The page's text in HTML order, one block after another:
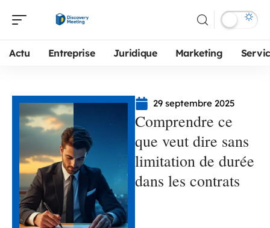
Actu Entreprise Juridique Marketing
29 septembre 2025
Comprendre ce
que veut dire sans
limitation de durée
dans les contrats